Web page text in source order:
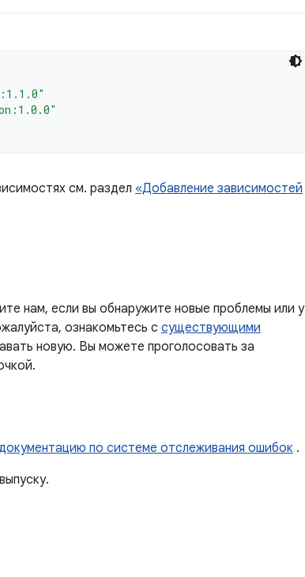
см. раздел «Добавление зависимостей
нам, если вы обнаружите новые проблемы или у
ознакомьтесь с существующими
новую. Вы можете проголосовать за
по системе отслеживания ошибок .